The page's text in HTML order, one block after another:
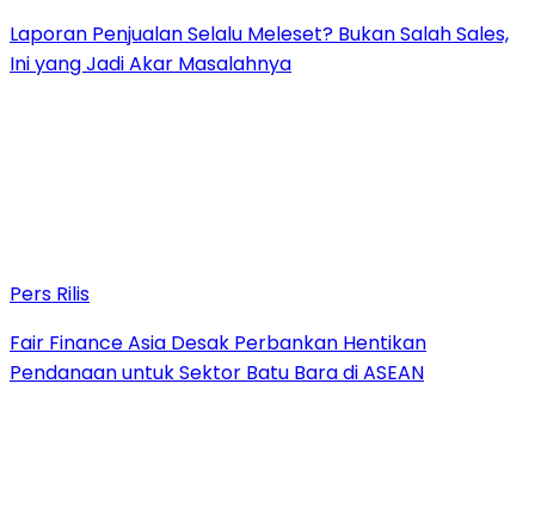
Laporan Penjualan Selalu Meleset? Bukan Salah Sales,
Ini yang Jadi Akar Masalahnya
Pers Rilis
Fair Finance Asia Desak Perbankan Hentikan
Pendanaan untuk Sektor Batu Bara di ASEAN